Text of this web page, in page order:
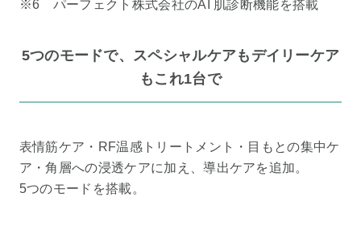
※6 パーフェクト株式会社のAI 肌診断機能を搭載
5つのモードで、スペシャルケアもデイリーケア
もこれ1台で
表情筋ケア・RF温感トリートメント・目もとの集中ケ
ア・角層への浸透ケアに加え、導出ケアを追加。
5つのモードを搭載。